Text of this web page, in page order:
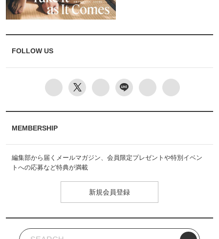
FOLLOW US
MEMBERSHIP
編集部から届くメールマガジン、会員限定プレゼントや特別イベン
トへの応募など特典が満載
新規会員登録